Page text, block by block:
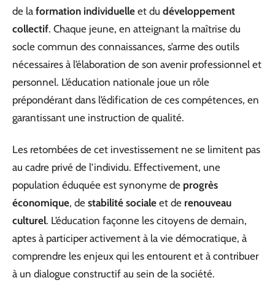
de la formation individuelle et du développement
collectif. Chaque jeune, en atteignant la maîtrise du
socle commun des connaissances, s’arme des outils
nécessaires à l’élaboration de son avenir professionnel et
personnel. L’éducation nationale joue un rôle
prépondérant dans l’édification de ces compétences, en
garantissant une instruction de qualité.
Les retombées de cet investissement ne se limitent pas
au cadre privé de l’individu. Effectivement, une
population éduquée est synonyme de progrès
économique, de stabilité sociale et de renouveau
culturel. L’éducation façonne les citoyens de demain,
aptes à participer activement à la vie démocratique, à
comprendre les enjeux qui les entourent et à contribuer
à un dialogue constructif au sein de la société.